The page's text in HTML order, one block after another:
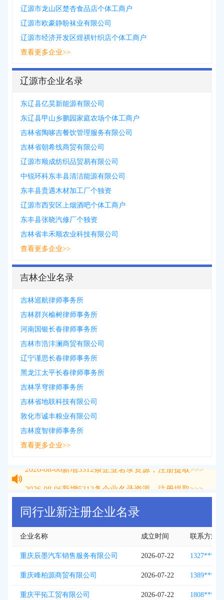
辽源市龙山区楚杏食品店个体工商户
辽源市欧豪静盼袜业有限公司
辽源市经济开发区煜祺针织店个体工商户
查看更多企业>>
辽源市企业名录
东辽县亿昊新能源有限公司
东辽县甲山乡鹏园家庭农场个体工商户
吉林省陶哆吉餐饮管理服务有限公司
吉林省朝希线商贸有限公司
辽源市顺成纺织品贸易有限公司
中锐环科东丰县清洁能源有限公司
东丰县贵遇木材加工厂个独资
辽源市西安区上烟酒吧个体工商户
东丰县张晓汽修厂个独资
吉林省丰禾顺农业科技有限公司
查看更多企业>>
吉林企业名录
吉林巡航律师事务所
吉林群兴榆树律师事务所
河南国银长春律师事务所
吉林市浩沣澜商贸有限公司
辽宁谨思长春律师事务所
黑龙江太平长春律师事务所
吉林孚穹律师事务所
吉林省地联科技有限公司
敦化市诚丰粮业有限公司
吉林度智律师事务所
查看更多企业>>
2026-08-06新增5312 条企业名录资源，注册提取>>>
同行业新注册企业名录
企业名称 成立时间 联系方式
重庆辰墨汽车销售服务有限公司 2026-07-22
重庆峰柏源商贸有限公司 2026-07-22
重庆平拓工贸有限公司 2026-07-22